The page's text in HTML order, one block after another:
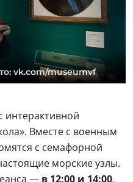
—в 12:00 и 14:00
мастер-класс
как появилась
ее основные
сделать бумажную
в